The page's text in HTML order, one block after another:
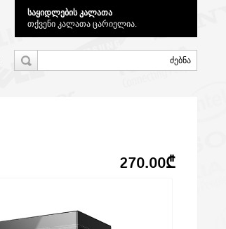
საყიდლების კალათა
თქვენი კალათა ცარიელია.
270.00₾